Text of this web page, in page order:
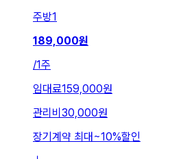
주방1
189,000원
/1주
임대료159,000원
관리비 30,000원
장기계약 최대~10%할인